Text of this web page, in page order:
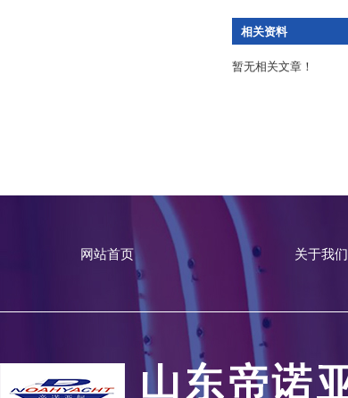
相关资料
暂无相关文章！
网站首页 关于我们